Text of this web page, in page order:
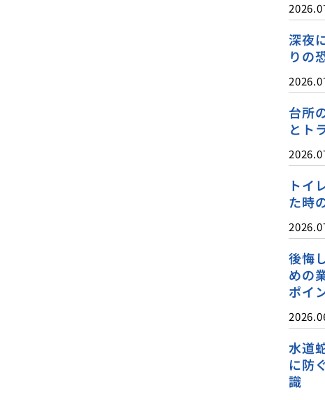
深夜
りの
台所
とト
トイ
た時
後悔
めの
ポイ
水道
に防
識